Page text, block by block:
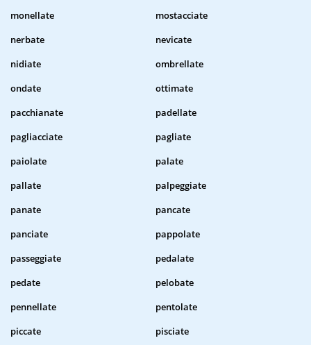
monellate
mostacciate
nerbate
nevicate
nidiate
ombrellate
ondate
ottimate
pacchianate
padellate
pagliacciate
pagliate
paiolate
palate
pallate
palpeggiate
panate
pancate
panciate
pappolate
passeggiate
pedalate
pedate
pelobate
pennellate
pentolate
piccate
pisciate